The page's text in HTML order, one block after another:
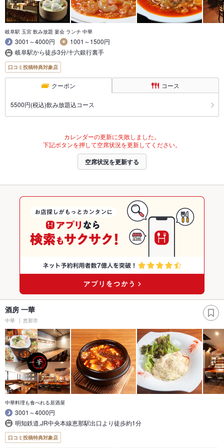
岐阜駅 玉宮 飲み放題 宴会 ランチ 中華
3001～4000円
1001～1500円
岐阜駅から徒歩3分/十六銀行裏手
口コミ投稿特典対象店
クーポン コース
5500円(税込)飲み放題込コース
カレンダーの更新に失敗しました。
下記ボタンを押して空席状況を更新してください。
空席状況を更新する
酒房 一華
中華 恵那市
中華料理も食べれる居酒屋
3001～4000円
明知鉄道,JR中央本線恵那駅出口より徒歩約1分
口コミ投稿特典対象店